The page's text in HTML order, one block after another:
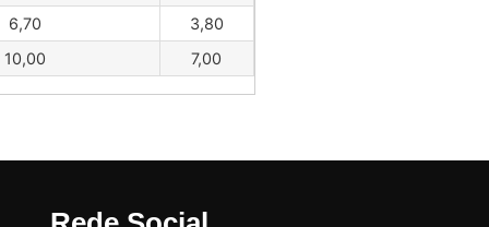
6,70
3,80
10,00
7,00